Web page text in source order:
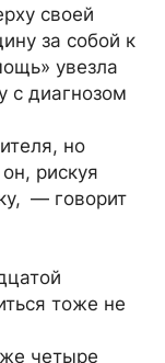
своей
за собой к
увезла
с диагнозом
но
рискуя
— говорит
тоже не
четыре